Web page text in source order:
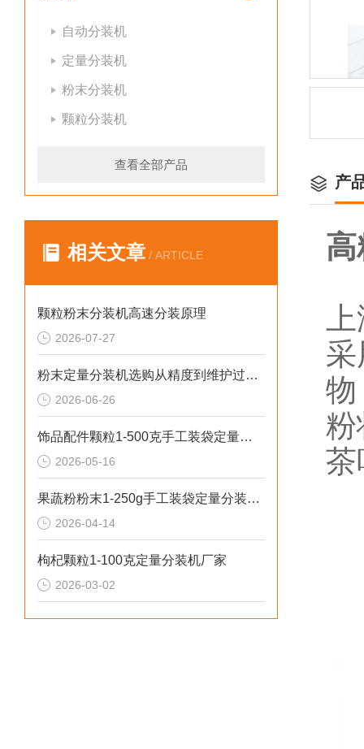
自动分装机
定量分装机
粉末分装机
颗粒分装机
查看全部产品
相关文章 / ARTICLE
颗粒粉末分装机高速分装原理
2026-07-27
粉末定量分装机选购从精度到维护过程的步骤
2026-06-26
饰品配件颗粒1-500克手工装袋定量分装机推荐
2026-05-16
果蔬粉粉末1-250g手工装袋定量分装机（可瓶装）
2026-04-14
枸杞颗粒1-100克定量分装机厂家
2026-03-02
产
物
粉
茶